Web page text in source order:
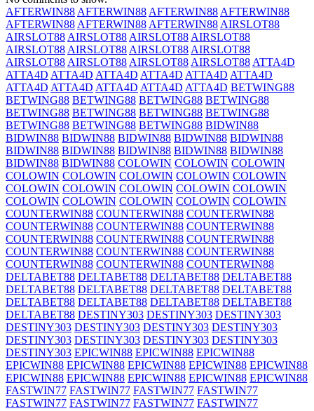
AFTERWIN88 AFTERWIN88 AFTERWIN88 AFTERWIN88
AFTERWIN88 AFTERWIN88 AFTERWIN88 AIRSLOT88
AIRSLOT88 AIRSLOT88 AIRSLOT88 AIRSLOT88
AIRSLOT88 AIRSLOT88 AIRSLOT88 AIRSLOT88
AIRSLOT88 AIRSLOT88 AIRSLOT88 AIRSLOT88 ATTA4D
ATTA4D ATTA4D ATTA4D ATTA4D ATTA4D ATTA4D
ATTA4D ATTA4D ATTA4D ATTA4D ATTA4D BETWING88
BETWING88 BETWING88 BETWING88 BETWING88
BETWING88 BETWING88 BETWING88 BETWING88
BETWING88 BETWING88 BETWING88 BIDWIN88
BIDWIN88 BIDWIN88 BIDWIN88 BIDWIN88 BIDWIN88
BIDWIN88 BIDWIN88 BIDWIN88 BIDWIN88 BIDWIN88
BIDWIN88 BIDWIN88 COLOWIN COLOWIN COLOWIN
COLOWIN COLOWIN COLOWIN COLOWIN COLOWIN
COLOWIN COLOWIN COLOWIN COLOWIN COLOWIN
COLOWIN COLOWIN COLOWIN COLOWIN COLOWIN
COUNTERWIN88 COUNTERWIN88 COUNTERWIN88
COUNTERWIN88 COUNTERWIN88 COUNTERWIN88
COUNTERWIN88 COUNTERWIN88 COUNTERWIN88
COUNTERWIN88 COUNTERWIN88 COUNTERWIN88
COUNTERWIN88 COUNTERWIN88 COUNTERWIN88
DELTABET88 DELTABET88 DELTABET88 DELTABET88
DELTABET88 DELTABET88 DELTABET88 DELTABET88
DELTABET88 DELTABET88 DELTABET88 DELTABET88
DELTABET88 DESTINY303 DESTINY303 DESTINY303
DESTINY303 DESTINY303 DESTINY303 DESTINY303
DESTINY303 DESTINY303 DESTINY303 DESTINY303
DESTINY303 EPICWIN88 EPICWIN88 EPICWIN88
EPICWIN88 EPICWIN88 EPICWIN88 EPICWIN88 EPICWIN88
EPICWIN88 EPICWIN88 EPICWIN88 EPICWIN88 EPICWIN88
FASTWIN77 FASTWIN77 FASTWIN77 FASTWIN77
FASTWIN77 FASTWIN77 FASTWIN77 FASTWIN77